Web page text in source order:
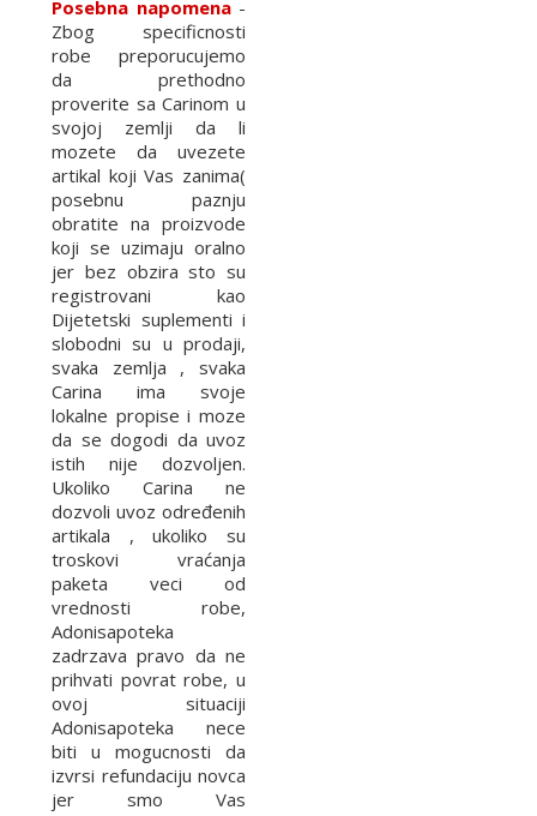
Posebna napomena-
Zbog specificnosti
robe preporucujemo
da prethodno
proverite sa Carinom u
svojoj zemlji da li
mozete da uvezete
artikal koji Vas zanima(
posebnu paznju
obratite na proizvode
koji se uzimaju oralno
jer bez obzira sto su
registrovani kao
Dijetetski suplementi i
slobodni su u prodaji,
svaka zemlja , svaka
Carina ima svoje
lokalne propise i moze
da se dogodi da uvoz
istih nije dozvoljen.
Ukoliko Carina ne
dozvoli uvoz određenih
artikala , ukoliko su
troskovi vraćanja
paketa veci od
vrednosti robe,
Adonisapoteka
zadrzava pravo da ne
prihvati povrat robe, u
ovoj situaciji
Adonisapoteka nece
biti u mogucnosti da
izvrsi refundaciju novca
jer smo Vas